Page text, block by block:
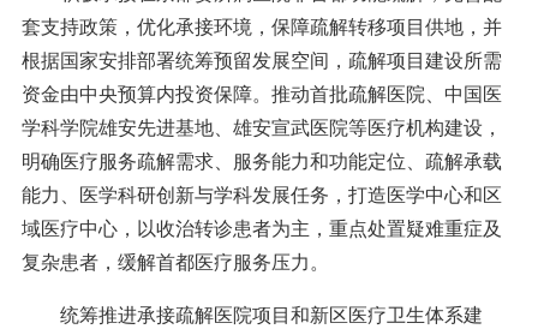
套支持政策，优化承接环境，保障疏解转移项目供地，并
根据国家安排部署统筹预留发展空间，疏解项目建设所需
资金由中央预算内投资保障。推动首批疏解医院、中国医
学科学院雄安先进基地、雄安宣武医院等医疗机构建设，
明确医疗服务疏解需求、服务能力和功能定位、疏解承载
能力、医学科研创新与学科发展任务，打造医学中心和区
域医疗中心，以收治转诊患者为主，重点处置疑难重症及
复杂患者，缓解首都医疗服务压力。
统筹推进承接疏解医院项目和新区医疗卫生体系建